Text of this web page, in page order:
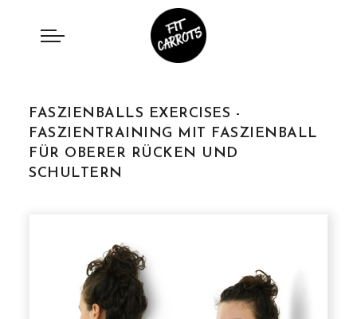
FASZIENBALLS EXERCISES -
FASZIENTRAINING MIT FASZIENBALL
FÜR OBERER RÜCKEN UND
SCHULTERN